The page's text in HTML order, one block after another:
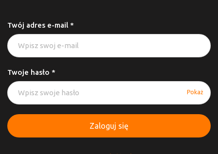
Twój adres e-mail *
Twoje hasło *
Pokaż
Zaloguj się